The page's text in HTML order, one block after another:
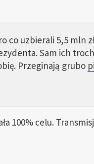
co uzbierali 5,5 mln
Sam ich
Przeginają grubo
100% celu.